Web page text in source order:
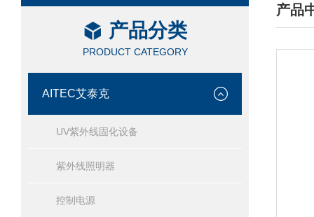
产品分类
PRODUCT CATEGORY
AITEC艾泰克
UV紫外线固化设备
紫外线照明器
控制电源
产品
/